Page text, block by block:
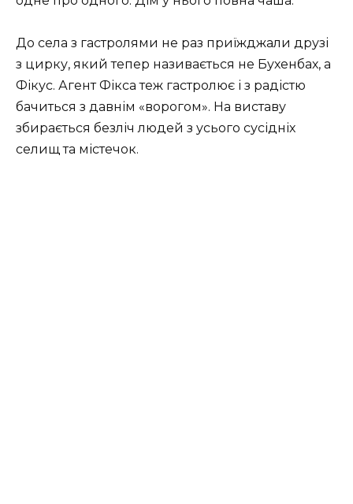
До села з гастролями не раз приїжджали друзі
з цирку, який тепер називається не Бухенбах, а
Фікус. Агент Фікса теж гастролює і з радістю
бачиться з давнім «ворогом». На виставу
збирається безліч людей з усього сусідніх
селищ та містечок.